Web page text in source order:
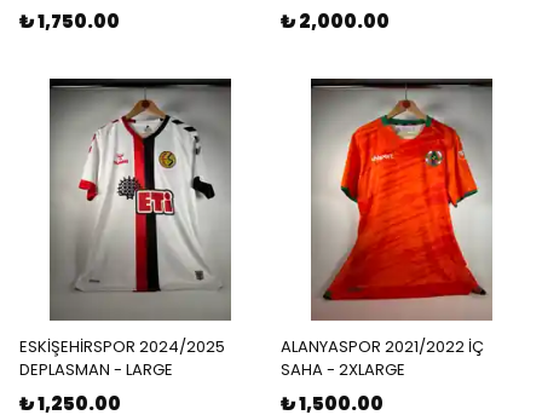
₺ 1,750.00 ₺ 2,000.00
ESKİŞEHİRSPOR 2024/2025
DEPLASMAN - LARGE
₺ 1,250.00
ALANYASPOR 2021/2022 İÇ
SAHA - 2XLARGE
₺ 1,500.00